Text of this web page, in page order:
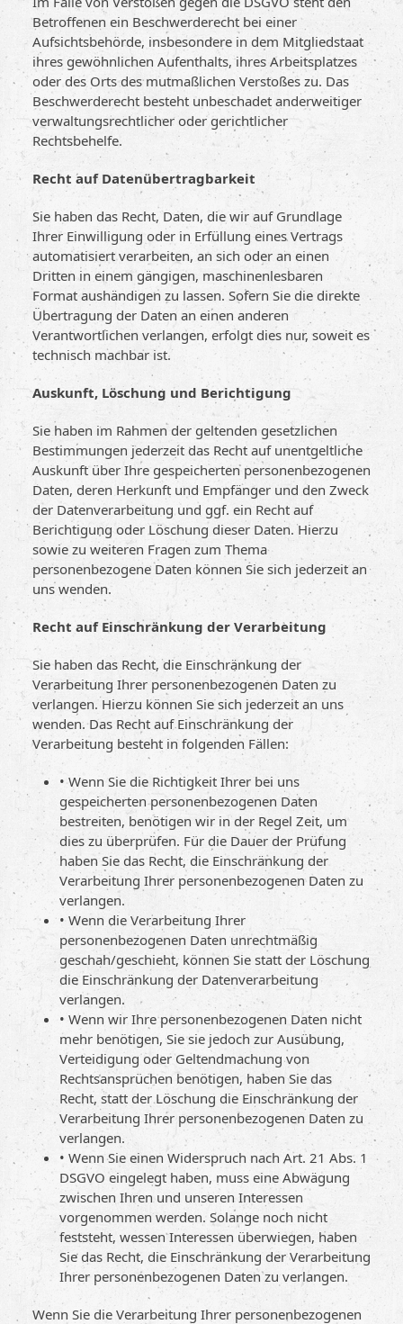
Betroffenen ein Beschwerderecht bei einer
Aufsichtsbehörde, insbesondere in dem Mitgliedstaat
ihres gewöhnlichen Aufenthalts, ihres Arbeitsplatzes
oder des Orts des mutmaßlichen Verstoßes zu. Das
Beschwerderecht besteht unbeschadet anderweitiger
verwaltungsrechtlicher oder gerichtlicher
Rechtsbehelfe.
Recht auf Daten­übertrag­barkeit
Sie haben das Recht, Daten, die wir auf Grundlage
Ihrer Einwilligung oder in Erfüllung eines Vertrags
automatisiert verarbeiten, an sich oder an einen
Dritten in einem gängigen, maschinenlesbaren
Format aushändigen zu lassen. Sofern Sie die direkte
Übertragung der Daten an einen anderen
Verantwortlichen verlangen, erfolgt dies nur, soweit es
technisch machbar ist.
Auskunft, Löschung und Berichtigung
Sie haben im Rahmen der geltenden gesetzlichen
Bestimmungen jederzeit das Recht auf unentgeltliche
Auskunft über Ihre gespeicherten personenbezogenen
Daten, deren Herkunft und Empfänger und den Zweck
der Datenverarbeitung und ggf. ein Recht auf
Berichtigung oder Löschung dieser Daten. Hierzu
sowie zu weiteren Fragen zum Thema
personenbezogene Daten können Sie sich jederzeit an
uns wenden.
Recht auf Einschränkung der Verarbeitung
Sie haben das Recht, die Einschränkung der
Verarbeitung Ihrer personenbezogenen Daten zu
verlangen. Hierzu können Sie sich jederzeit an uns
wenden. Das Recht auf Einschränkung der
Verarbeitung besteht in folgenden Fällen:
• Wenn Sie die Richtigkeit Ihrer bei uns
gespeicherten personenbezogenen Daten
bestreiten, benötigen wir in der Regel Zeit, um
dies zu überprüfen. Für die Dauer der Prüfung
haben Sie das Recht, die Einschränkung der
Verarbeitung Ihrer personenbezogenen Daten zu
verlangen.
• Wenn die Verarbeitung Ihrer
personenbezogenen Daten unrechtmäßig
geschah/geschieht, können Sie statt der Löschung
die Einschränkung der Datenverarbeitung
verlangen.
• Wenn wir Ihre personenbezogenen Daten nicht
mehr benötigen, Sie sie jedoch zur Ausübung,
Verteidigung oder Geltendmachung von
Rechtsansprüchen benötigen, haben Sie das
Recht, statt der Löschung die Einschränkung der
Verarbeitung Ihrer personenbezogenen Daten zu
verlangen.
• Wenn Sie einen Widerspruch nach Art. 21 Abs. 1
DSGVO eingelegt haben, muss eine Abwägung
zwischen Ihren und unseren Interessen
vorgenommen werden. Solange noch nicht
feststeht, wessen Interessen überwiegen, haben
Sie das Recht, die Einschränkung der Verarbeitung
Ihrer personenbezogenen Daten zu verlangen.
Wenn Sie die Verarbeitung Ihrer personenbezogenen